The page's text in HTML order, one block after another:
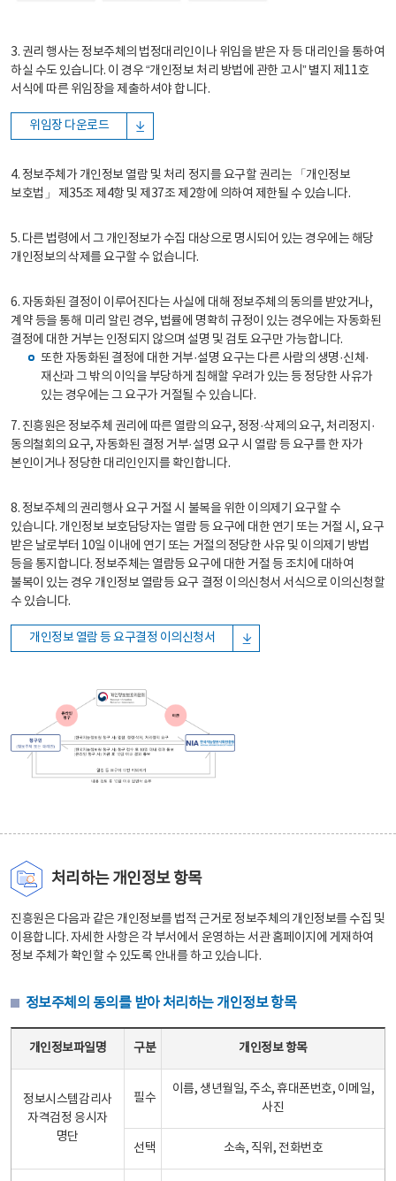
3. 권리 행사는 정보주체의 법정대리인이나 위임을 받은 자 등 대리인을 통하여
하실 수도 있습니다. 이 경우 “개인정보 처리 방법에 관한 고시” 별지 제11호
서식에 따른 위임장을 제출하셔야 합니다.
위임장 다운로드
4. 정보주체가 개인정보 열람 및 처리 정지를 요구할 권리는 「개인정보
보호법」 제35조 제4항 및 제37조 제2항에 의하여 제한될 수 있습니다.
5. 다른 법령에서 그 개인정보가 수집 대상으로 명시되어 있는 경우에는 해당
개인정보의 삭제를 요구할 수 없습니다.
6. 자동화된 결정이 이루어진다는 사실에 대해 정보주체의 동의를 받았거나,
계약 등을 통해 미리 알린 경우, 법률에 명확히 규정이 있는 경우에는 자동화된
결정에 대한 거부는 인정되지 않으며 설명 및 검토 요구만 가능합니다.
또한 자동화된 결정에 대한 거부·설명 요구는 다른 사람의 생명·신체·
재산과 그 밖의 이익을 부당하게 침해할 우려가 있는 등 정당한 사유가
있는 경우에는 그 요구가 거절될 수 있습니다.
7. 진흥원은 정보주체 권리에 따른 열람의 요구, 정정·삭제의 요구, 처리정지·
동의철회의 요구, 자동화된 결정 거부·설명 요구 시 열람 등 요구를 한 자가
본인이거나 정당한 대리인인지를 확인합니다.
8. 정보주체의 권리행사 요구 거절 시 불복을 위한 이의제기 요구할 수
있습니다. 개인정보 보호담당자는 열람 등 요구에 대한 연기 또는 거절 시, 요구
받은 날로부터 10일 이내에 연기 또는 거절의 정당한 사유 및 이의제기 방법
등을 통지합니다. 정보주체는 열람등 요구에 대한 거절 등 조치에 대하여
불복이 있는 경우 개인정보 열람등 요구 결정 이의신청서 서식으로 이의신청할
수 있습니다.
개인정보 열람 등 요구결정 이의신청서
처리하는 개인정보 항목
진흥원은 다음과 같은 개인정보를 법적 근거로 정보주체의 개인정보를 수집 및
이용합니다. 자세한 사항은 각 부서에서 운영하는 서관 홈페이지에 게재하여
정보 주체가 확인할 수 있도록 안내를 하고 있습니다.
정보주체의 동의를 받아 처리하는 개인정보 항목
개인정보파일명 구분 개인정보 항목
정보시스템감리사
자격검정 응시자
명단
필수
이름, 생년월일, 주소, 휴대폰번호, 이메일,
사진
선택 소속, 직위, 전화번호